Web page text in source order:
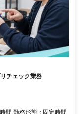
チェック業務
間 勤務形態：固定時間